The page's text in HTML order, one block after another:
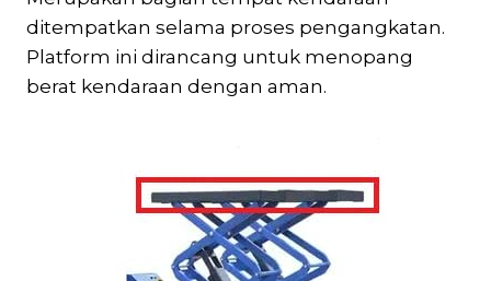
ditempatkan selama proses pengangkatan.
Platform ini dirancang untuk menopang
berat kendaraan dengan aman.